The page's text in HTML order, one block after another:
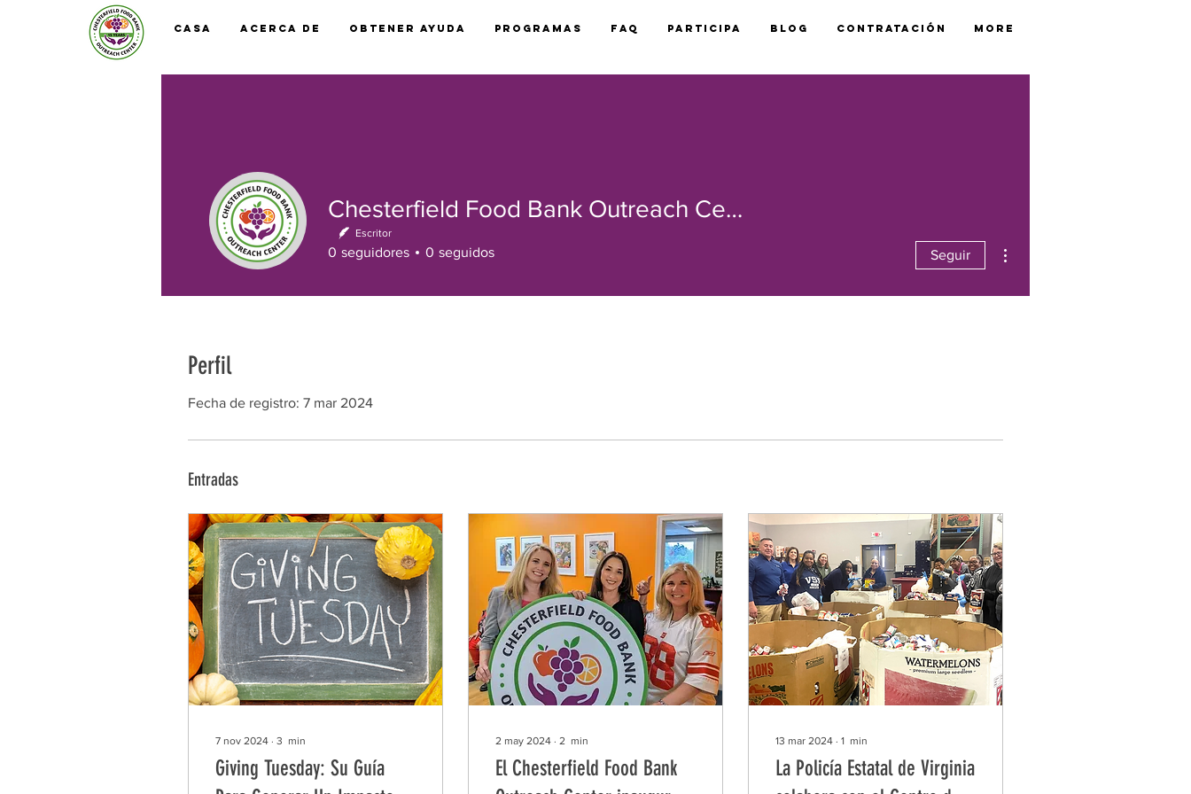
Casa Acerca De Obtener Ayuda Programas FAQ Participa Blog Contratación More
Perfil
Fecha de registro: 7 mar 2024
Entradas
7 nov 2024 ∙ 3 min
Giving Tuesday: Su Guía
2 may 2024 ∙ 2 min
El Chesterfield Food Bank
13 mar 2024 ∙ 1 min
La Policía Estatal de Virginia
Chesterfield Food Bank Outreach Center
Escritor
0 seguidores 0 seguidos Seguir